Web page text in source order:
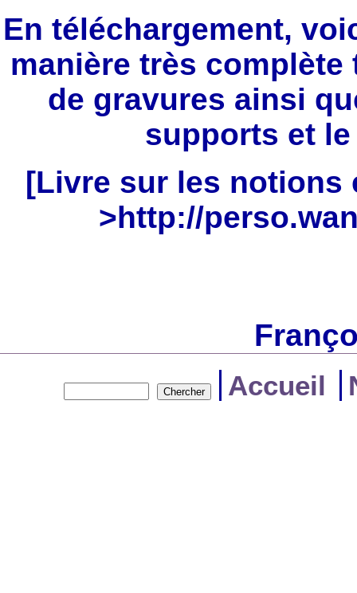
En téléchargement,
manière très
de gravures ainsi
supports et
[Livre sur les notions
>http://
Accueil